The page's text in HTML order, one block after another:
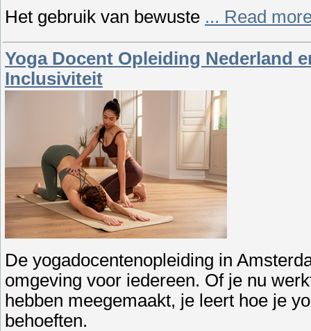
Het gebruik van bewuste ... Read
Yoga Docent Opleiding Nederland
Inclusiviteit
De yogadocentenopleiding in
omgeving voor iedereen. Of je nu
hebben meegemaakt, je leert hoe je
behoeften.